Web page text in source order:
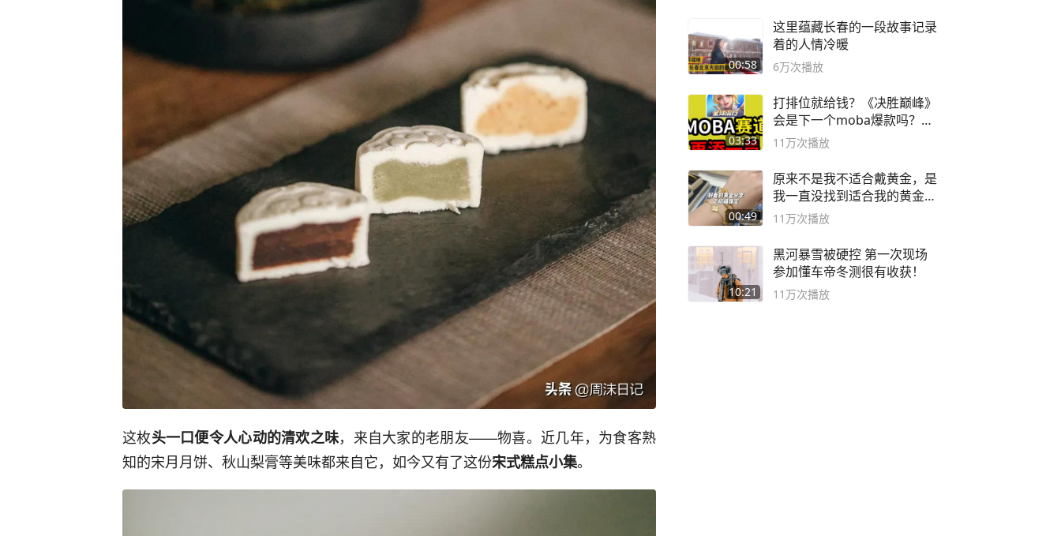
这枚头一口便令人心动的清欢之味，来自大家的老朋友——物喜。近几年，为食客熟
知的宋月月饼、秋山梨膏等美味都来自它，如今又有了这份宋式糕点小集。
00:58
这里蕴藏长春的一段故事记录
着的人情冷暖
6万次播放
03:33
打排位就给钱？《决胜巅峰》
会是下一个moba爆款吗？#
决胜巅峰
11万次播放
00:49
原来不是我不适合戴黄金，是
我一直没找到适合我的黄金
😭
11万次播放
10:21
黑河暴雪被硬控 第一次现场
参加懂车帝冬测很有收获！
11万次播放